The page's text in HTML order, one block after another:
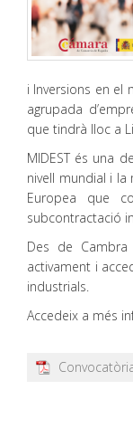
i Inversions en el
agrupada
que tindrà lloc a
MIDEST és una
nivell mundial i
Europea que
subcontractació
Des de
activament i
industrials.
Accedeix a més